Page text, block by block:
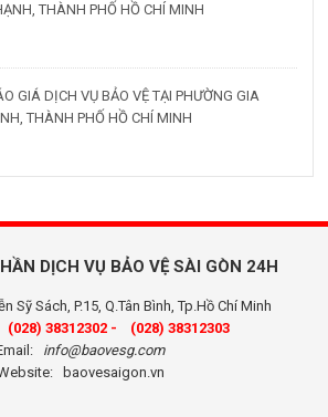
THÀNH PHỐ HỒ CHÍ MINH
GIÁ DỊCH VỤ BẢO VỆ TẠI PHƯỜNG GIA
THÀNH PHỐ HỒ CHÍ MINH
DỊCH VỤ BẢO VỆ SÀI GÒN 24H
Sỹ Sách, P.15, Q.Tân Bình, Tp.Hồ Chí Minh
(028) 38312302 -
(028) 38312303
info@baovesg.com
baovesaigon.vn